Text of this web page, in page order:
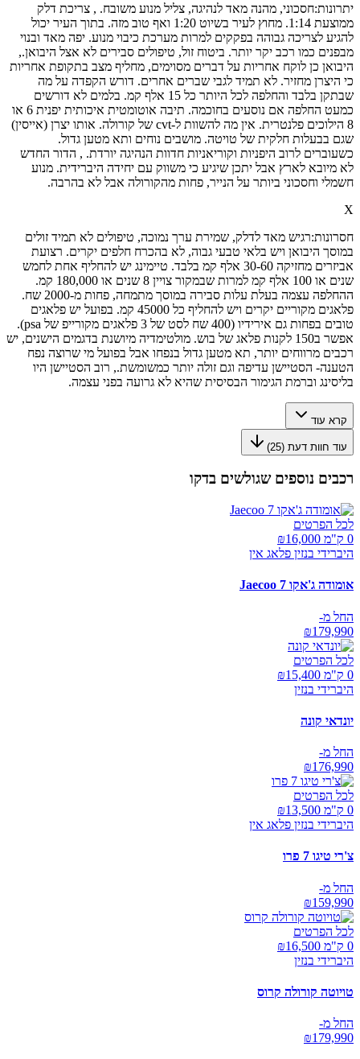
יתרונות:חסכוני, מהנה מאד לנהיגה, צליל מנוע משובח. , צריכת דלק
ממוצעת 1:14. מחוץ לעיר בשיוט 1:20 ואף טוב מזה. בתוך העיר יכול
להגיע לצריכה גבוהה בפקקים למרות מערכת כיבוי מנוע. יפה מאד ובנוי
מבפנים כמו רכב יקר יותר. ביטוח זול, טיפולים סבירים לא אצל היבואן.,
היבואן כן לוקח אחריות על דברים מסוימים, מחליף מצב בתקופת אחריות
כי היצרן מחזיר. לא תמיד לגבי שברים אחרים. דורש הקפדה על מה
שבתקן בלבד והחלפה לכל היותר כל 15 אלף קמ. בלמים לא דורשים
כמעט החלפה אם נוסעים בחוכמה. תיבה אוטומטית איכותית יפנית 6 או
8 הילוכים פלנטרית. אין מה להשוות ל-cvt של קורולה. אותו יצרן (אייסין)
שגם בבעלות חלקית של טויטה. מושבים נוחים ותא מטען גדול.
כשעוברים לרוב היפניות וקוריאניות חדוות הנהיגה יורדת. , הדור החדש
לא מיובא לארץ אבל יתכן שיגיע כי משווק עם יחידה היברידית. מנוע
חשמלי וחסכוני ביותר על הנייר, פחות מהקורולה אבל לא בהרבה.
X
חסרונות:רגיש מאד לדלק, שמירת ערך נמוכה, טיפולים לא תמיד זולים
במוסך היבואן ויש בלאי טבעי גבוה, לא בהכרח חלפים יקרים. רצועת
אביזרים מחזיקה 30-60 אלף קמ בלבד. טיימינג יש להחליף אחת לחמש
שנים או 100 אלף קמ למרות שבמקור צויין 8 שנים או 180,000 קמ.
ההחלפה עצמה בעלת עלות סבירה במוסך מתמחה, פחות מ-2000 שח.
פלאגים מקוריים יקרים ויש להחליף כל 45000 קמ. בפועל יש פלאגים
טובים בפחות גם אירידיו (400 שח לסט של 3 פלאגים מקורייפ של psa).
אפשר ב150 לקנות פלאג של בוש. מולטימדיה מיושנת בדגמים הישנים, יש
רכבים מרווחים יותר, תא מטען גדול בנפחו אבל בפועל מי שרוצה נפח
הטענה- הסטיישן עדיפה וגם זולה יותר כמשומשת., רוב הסטיישן היו
בליסינג וברמת הגימור הבסיסית שהיא לא גרועה בפני עצמה.
קרא עוד
עוד חוות דעת (25
)
רכבים נוספים שגולשים בדקו
לכל הפרטים
0 ק"מ ₪
16,000
היברידי בנזין פלאג אין
אומודה ג'אקו Jaecoo 7
החל מ-
₪179,990
לכל הפרטים
0 ק"מ ₪
15,400
היברידי בנזין
יונדאי קונה
החל מ-
₪176,990
לכל הפרטים
0 ק"מ ₪
13,500
היברידי בנזין פלאג אין
צ'רי טיגו 7 פרו
החל מ-
₪159,990
לכל הפרטים
0 ק"מ ₪
16,500
היברידי בנזין
טויוטה קורולה קרוס
החל מ-
₪179,990